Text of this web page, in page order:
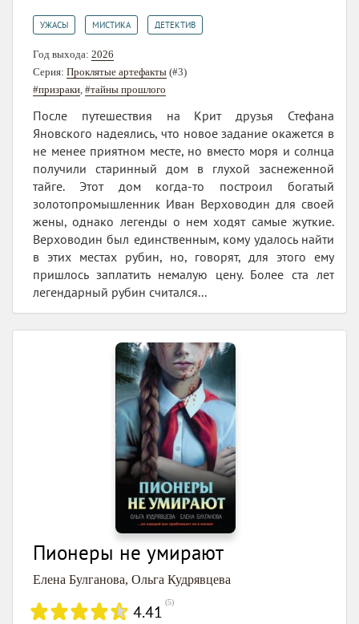
УЖАСЫ МИСТИКА ДЕТЕКТИВ
Год выхода: 2026
Серия: Проклятые артефакты (#3)
#призраки #тайны прошлого
После путешествия на Крит друзья Стефана
Яновского надеялись, что новое задание окажется в
не менее приятном месте, но вместо моря и солнца
получили старинный дом в глухой заснеженной
тайге. Этот дом когда-то построил богатый
золотопромышленник Иван Верховодин для своей
жены, однако легенды о нем ходят самые жуткие.
Верховодин был единственным, кому удалось найти
в этих местах рубин, но, говорят, для этого ему
пришлось заплатить немалую цену. Более ста лет
легендарный рубин считался...
Пионеры не умирают
Елена Булганова, Ольга Кудрявцева
4.41 (5)